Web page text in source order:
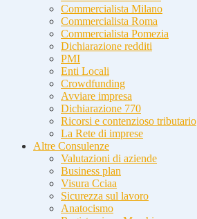
Commercialista Milano
Commercialista Roma
Commercialista Pomezia
Dichiarazione redditi
PMI
Enti Locali
Crowdfunding
Avviare impresa
Dichiarazione 770
Ricorsi e contenzioso tributario
La Rete di imprese
Altre Consulenze
Valutazioni di aziende
Business plan
Visura Cciaa
Sicurezza sul lavoro
Anatocismo